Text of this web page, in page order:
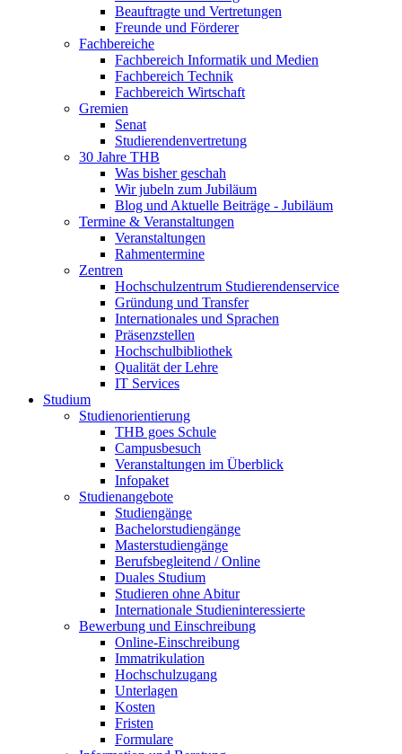
Beauftragte und Vertretungen
Freunde und Förderer
Fachbereiche
Fachbereich Informatik und Medien
Fachbereich Technik
Fachbereich Wirtschaft
Gremien
Senat
Studierendenvertretung
30 Jahre THB
Was bisher geschah
Wir jubeln zum Jubiläum
Blog und Aktuelle Beiträge - Jubiläum
Termine & Veranstaltungen
Veranstaltungen
Rahmentermine
Zentren
Hochschulzentrum Studierendenservice
Gründung und Transfer
Internationales und Sprachen
Präsenzstellen
Hochschulbibliothek
Qualität der Lehre
IT Services
Studium
Studienorientierung
THB goes Schule
Campusbesuch
Veranstaltungen im Überblick
Infopaket
Studienangebote
Studiengänge
Bachelorstudiengänge
Masterstudiengänge
Berufsbegleitend / Online
Duales Studium
Studieren ohne Abitur
Internationale Studieninteressierte
Bewerbung und Einschreibung
Online-Einschreibung
Immatrikulation
Hochschulzugang
Unterlagen
Kosten
Fristen
Formulare